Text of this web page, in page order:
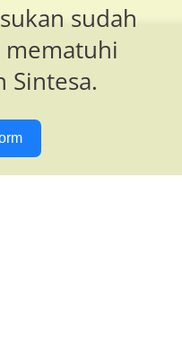
sudah
mematuhi
Sintesa.